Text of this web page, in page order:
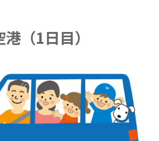
（1日目）